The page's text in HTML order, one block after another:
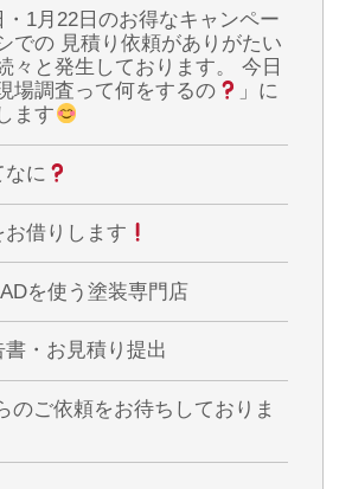
・1月22日のお得なキャンペー
での 見積り依頼がありがたい
々と発生しております。 今日
場調査って何をするの
」に
ます
なに
借りします
を使う塗装専門店
・お見積り提出
のご依頼をお待ちしておりま